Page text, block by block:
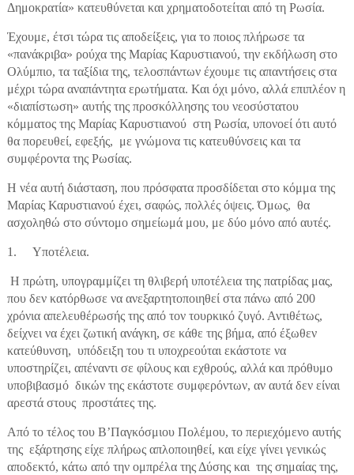
Δημοκρατία» κατευθύνεται και χρηματοδοτείται από τη Ρωσία.
Έχουμε, έτσι τώρα τις αποδείξεις, για το ποιος πλήρωσε τα
«πανάκριβα» ρούχα της Μαρίας Καρυστιανού, την εκδήλωση στο
Ολύμπιο, τα ταξίδια της, τελοσπάντων έχουμε τις απαντήσεις στα
μέχρι τώρα αναπάντητα ερωτήματα. Και όχι μόνο, αλλά επιπλέον η
«διαπίστωση» αυτής της προσκόλλησης του νεοσύστατου
κόμματος της Μαρίας Καρυστιανού στη Ρωσία, υπονοεί ότι αυτό
θα πορευθεί, εφεξής, με γνώμονα τις κατευθύνσεις και τα
συμφέροντα της Ρωσίας.
Η νέα αυτή διάσταση, που πρόσφατα προσδίδεται στο κόμμα της
Μαρίας Καρυστιανού έχει, σαφώς, πολλές όψεις. Όμως, θα
ασχοληθώ στο σύντομο σημείωμά μου, με δύο μόνο από αυτές.
1. Υποτέλεια.
Η πρώτη, υπογραμμίζει τη θλιβερή υποτέλεια της πατρίδας μας,
που δεν κατόρθωσε να ανεξαρτητοποιηθεί στα πάνω από 200
χρόνια απελευθέρωσής της από τον τουρκικό ζυγό. Αντιθέτως,
δείχνει να έχει ζωτική ανάγκη, σε κάθε της βήμα, από έξωθεν
κατεύθυνση, υπόδειξη του τι υποχρεούται εκάστοτε να
υποστηρίζει, απέναντι σε φίλους και εχθρούς, αλλά και πρόθυμο
υποβιβασμό δικών της εκάστοτε συμφερόντων, αν αυτά δεν είναι
αρεστά στους προστάτες της.
Από το τέλος του Β’Παγκόσμιου Πολέμου, το περιεχόμενο αυτής
της εξάρτησης είχε πλήρως απλοποιηθεί, και είχε γίνει γενικώς
αποδεκτό, κάτω από την ομπρέλα της Δύσης και της σημαίας της,